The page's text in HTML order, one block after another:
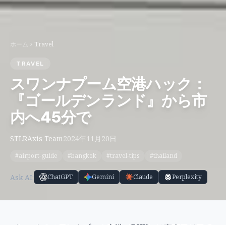
ホーム Travel
TRAVEL
スワンナプーム空港ハック：
『ゴールデンランド』から市
内へ45分で
STLRAxis Team2024年11月20日
#airport-guide #bangkok #travel-tips #thailand
Ask AI: ChatGPT Gemini Claude Perplexity